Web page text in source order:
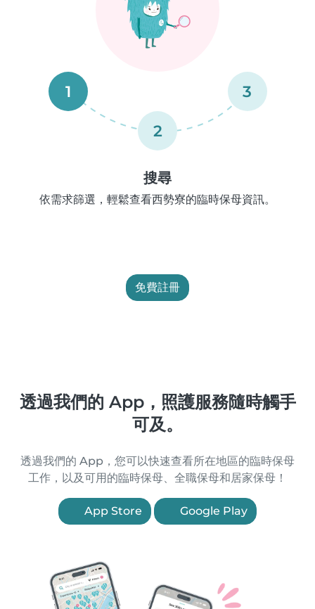
1
2
3
搜尋
依需求篩選，輕鬆查看西勢寮的臨時保母資訊。
免費註冊
透過我們的 App，照護服務隨時觸手
可及。
透過我們的 App，您可以快速查看所在地區的臨時保母
工作，以及可用的臨時保母、全職保母和居家保母！
App Store Google Play